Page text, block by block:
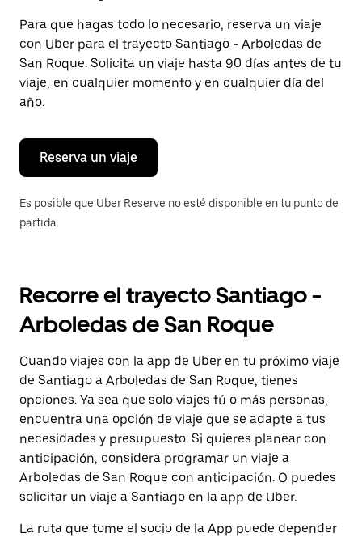
Presiona
la
tecla Esc
para
cerrar
el
calendario.
Para que hagas todo lo necesario, reserva un viaje
con Uber para el trayecto Santiago - Arboledas de
San Roque. Solicita un viaje hasta 90 días antes de tu
viaje, en cualquier momento y en cualquier día del
año.
Reserva un viaje
Es posible que Uber Reserve no esté disponible en tu punto de
partida.
Recorre el trayecto Santiago -
Arboledas de San Roque
Cuando viajes con la app de Uber en tu próximo viaje
de Santiago a Arboledas de San Roque, tienes
opciones. Ya sea que solo viajes tú o más personas,
encuentra una opción de viaje que se adapte a tus
necesidades y presupuesto. Si quieres planear con
anticipación, considera programar un viaje a
Arboledas de San Roque con anticipación. O puedes
solicitar un viaje a Santiago en la app de Uber.
La ruta que tome el socio de la App puede depender